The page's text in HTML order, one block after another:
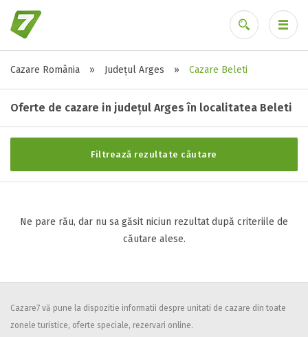
Cazare România » Județul Arges » Cazare Beleti
Oferte de cazare in județul Arges în localitatea Beleti
Filtrează rezultate căutare
Stele / margarete
Neclasificat
2 stele / margarete
3 stele / margarete
Facilități
Ne pare rău, dar nu sa găsit niciun rezultat după criteriile de
căutare alese.
Cazare7 vă pune la dispozitie informatii despre unitati de cazare din toate
zonele turistice, oferte speciale, rezervari online.